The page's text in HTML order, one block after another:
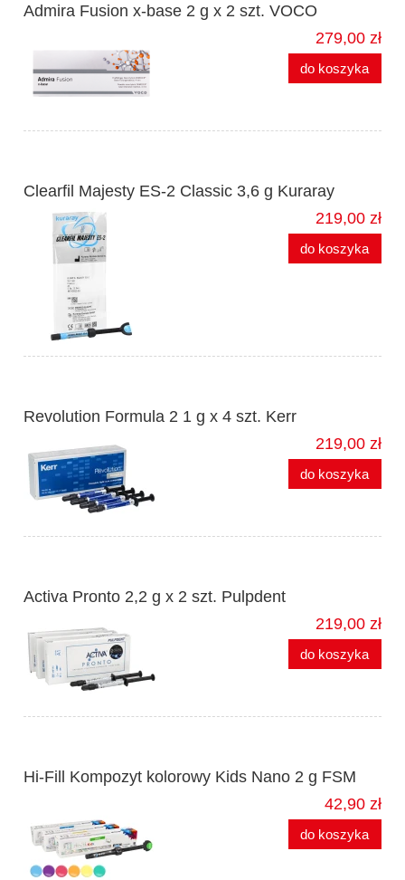
Admira Fusion x-base 2 g x 2 szt. VOCO
279,00 zł
do koszyka
Clearfil Majesty ES-2 Classic 3,6 g Kuraray
219,00 zł
do koszyka
Revolution Formula 2 1 g x 4 szt. Kerr
219,00 zł
do koszyka
Activa Pronto 2,2 g x 2 szt. Pulpdent
219,00 zł
do koszyka
Hi-Fill Kompozyt kolorowy Kids Nano 2 g FSM
42,90 zł
do koszyka